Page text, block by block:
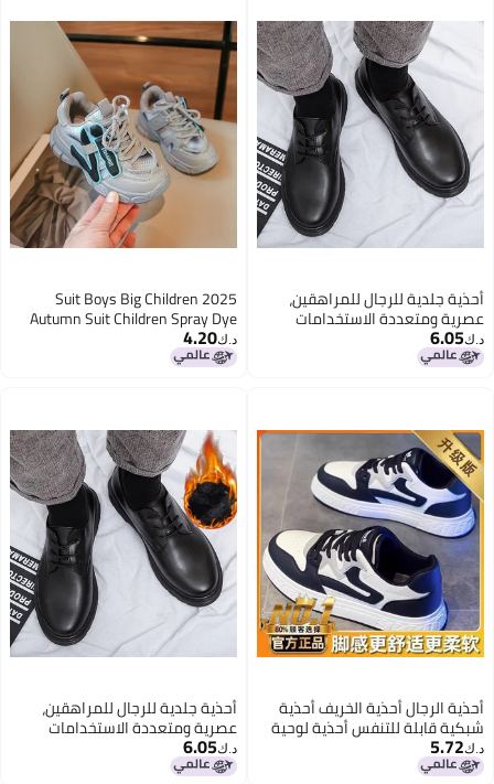
أحذية جلدية للرجال للمراهقين،
عصرية ومتعددة الاستخدامات
لطلاب المدارس المتوسطة
والابتدائية، أحذية جلدية صغيرة
د.ك‏6.05
2
2025 Suit Boys Big Children
Autumn Suit Children Spray Dye
Gradient Torre Shoes
د.ك‏4.20
أحذية الرجال أحذية الخريف أحذية
شبكية قابلة للتنفس أحذية لوحية
للأولاد أحذية رياضية عادية باللونين
الأسود والأبيض أحذية بيضاء للرجال
د.ك‏5.72
أحذية جلدية للرجال للمراهقين،
عصرية ومتعددة الاستخدامات
لطلاب المدارس المتوسطة
والابتدائية، أحذية جلدية صغيرة
د.ك‏6.05